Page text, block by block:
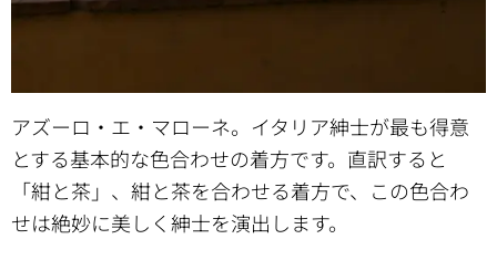
アズーロ・エ・マローネ。イタリア紳士が最も得意
とする基本的な色合わせの着方です。直訳すると
「紺と茶」、紺と茶を合わせる着方で、この色合わ
せは絶妙に美しく紳士を演出します。